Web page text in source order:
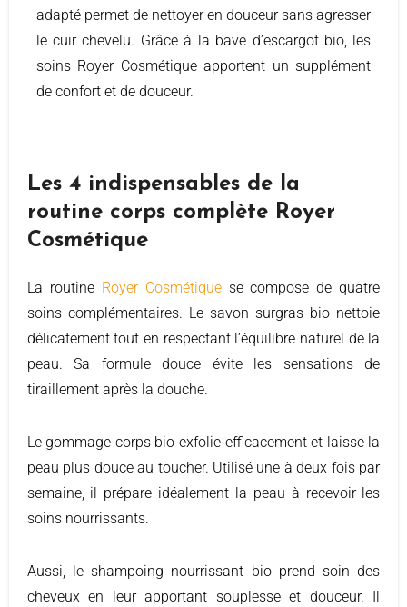
adapté permet de nettoyer en douceur sans agresser
le cuir chevelu. Grâce à la bave d’escargot bio, les
soins Royer Cosmétique apportent un supplément
de confort et de douceur.
Les 4 indispensables de la
routine corps complète Royer
Cosmétique
La routine Royer Cosmétiquese compose de quatre
soins complémentaires. Le savon surgras bio nettoie
délicatement tout en respectant l’équilibre naturel de la
peau. Sa formule douce évite les sensations de
tiraillement après la douche.
Le gommage corps bio exfolie efficacement et laisse la
peau plus douce au toucher. Utilisé une à deux fois par
semaine, il prépare idéalement la peau à recevoir les
soins nourrissants.
Aussi, le shampoing nourrissant bio prend soin des
cheveux en leur apportant souplesse et douceur. Il